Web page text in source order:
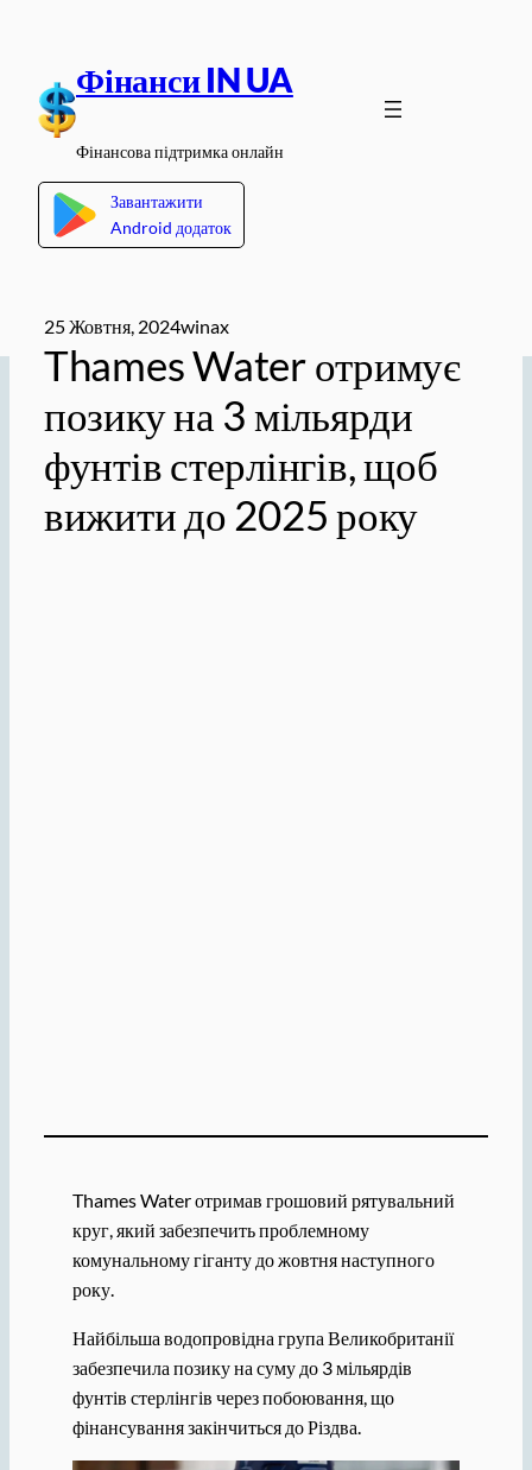
вмісту
Фінанси IN UA
Фінансова підтримка онлайн
Завантажити
Android додаток
25 Жовтня, 2024winax
Thames Water отримує
позику на 3 мільярди
фунтів стерлінгів, щоб
вижити до 2025 року
Thames Water отримав грошовий рятувальний
круг, який забезпечить проблемному
комунальному гіганту до жовтня наступного
року.
Найбільша водопровідна група Великобританії
забезпечила позику на суму до 3 мільярдів
фунтів стерлінгів через побоювання, що
фінансування закінчиться до Різдва.